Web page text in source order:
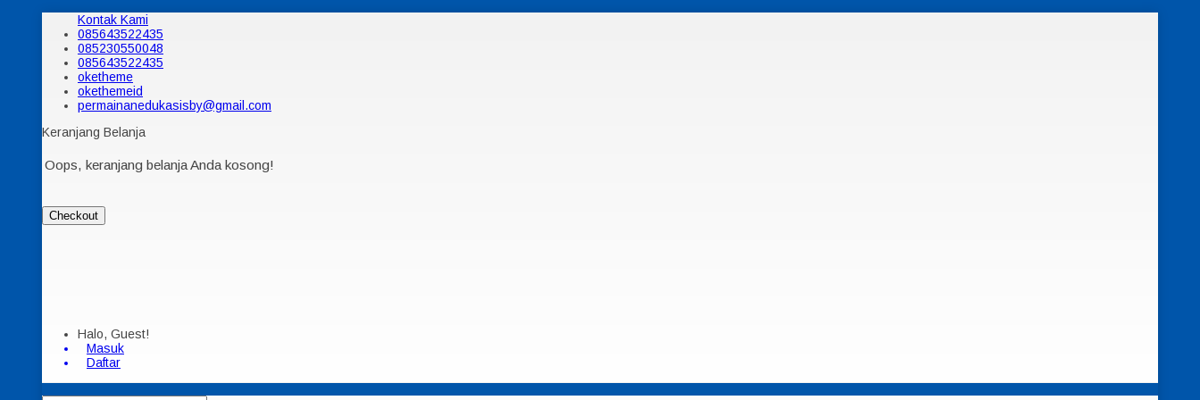
Kontak Kami
085643522435
085230550048
085643522435
oketheme
okethemeid
permainanedukasisby@gmail.com
Keranjang Belanja
Oops, keranjang belanja Anda kosong!
Checkout
Halo, Guest!
Masuk
Daftar